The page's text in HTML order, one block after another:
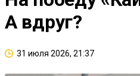
А вдруг?
31 июля 2026, 21:37